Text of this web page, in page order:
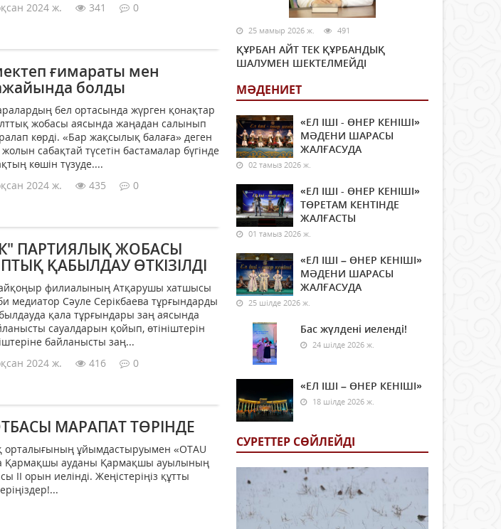
2024 ж. 341
0
ғимараты мен
болды
бел ортасында жүрген қонақтар
жобасы аясында жаңадан салынып
көрді. «Бар жақсылық балаға» деген
сабақтай түсетін бастамалар бүгінде
көшін түзуде....
2024 ж. 435
0
ПАРТИЯЛЫҚ ЖОБАСЫ
ҚАБЫЛДАУ ӨТКІЗІЛДІ
филиалының Атқарушы хатшысы
медиатор Сәуле Серікбаева тұрғындарды
қала тұрғындары заң аясында
сауалдарын қойып, өтініштерін
байланысты заң...
2024 ж. 416
0
МАРАПАТ ТӨРІНДЕ
орталығының ұйымдастыруымен «OTAU
Қармақшы ауданы Қармақшы ауылының
II орын иелінді. Жеңістеріңіз құтты
25 мамыр 2026 ж. 491
ҚҰРБАН АЙТ ТЕК ҚҰРБАНДЫҚ
ШАЛУМЕН ШЕКТЕЛМЕЙДІ
МӘДЕНИЕТ
«ЕЛ ІШІ - ӨНЕР КЕНІШІ»
МӘДЕНИ ШАРАСЫ
ЖАЛҒАСУДА
02 тамыз 2026 ж.
«ЕЛ ІШІ - ӨНЕР КЕНІШІ»
ТӨРЕТАМ КЕНТІНДЕ
ЖАЛҒАСТЫ
01 тамыз 2026 ж.
«ЕЛ ІШІ – ӨНЕР КЕНІШІ»
МӘДЕНИ ШАРАСЫ
ЖАЛҒАСУДА
25 шілде 2026 ж.
Бас жүлдені иеленді!
24 шілде 2026 ж.
«ЕЛ ІШІ – ӨНЕР КЕНІШІ»
18 шілде 2026 ж.
СУРЕТТЕР СӨЙЛЕЙДI